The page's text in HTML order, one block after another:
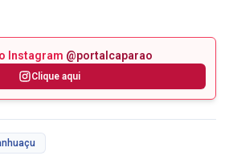
Instagram @portalcaparao
Clique aqui